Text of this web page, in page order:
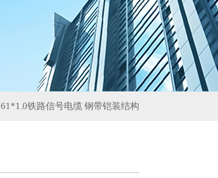
铁路信号电缆 钢带铠装结构